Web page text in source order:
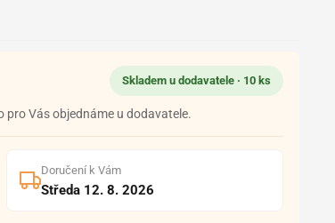
Skladem u dodavatele · 10 ks
pro Vás objednáme u dodavatele.
Doručení k Vám
Středa 12. 8. 2026